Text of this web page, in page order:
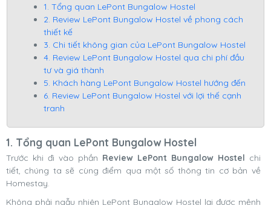
1. Tổng quan LePont Bungalow Hostel
2. Review LePont Bungalow Hostel về phong cách
thiết kế
3. Chi tiết không gian của LePont Bungalow Hostel
4. Review LePont Bungalow Hostel qua chi phí đầu
tư và giá thành
5. Khách hàng LePont Bungalow Hostel hướng đến
6. Review LePont Bungalow Hostel với lợi thế cạnh
tranh
1. Tổng quan LePont Bungalow Hostel
Trước khi đi vào phần Review LePont Bungalow Hostel chi
tiết, chúng ta sẽ cùng điểm qua một số thông tin cơ bản về
Homestay.
Không phải ngẫu nhiên LePont Bungalow Hostel lại được mệnh